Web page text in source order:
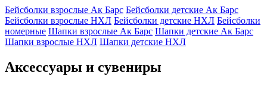
Бейсболки взрослые Ак Барс Бейсболки детские Ак Барс
Бейсболки взрослые НХЛ Бейсболки детские НХЛ Бейсболки
номерные Шапки взрослые Ак Барс Шапки детские Ак Барс
Шапки взрослые НХЛ Шапки детские НХЛ
Аксессуары и сувениры